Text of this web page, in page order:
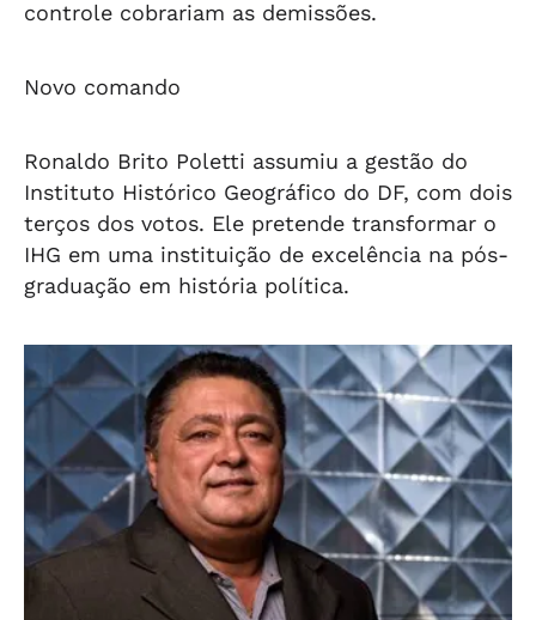
controle cobrariam as demissões.
Novo comando
Ronaldo Brito Poletti assumiu a gestão do
Instituto Histórico Geográfico do DF, com dois
terços dos votos. Ele pretende transformar o
IHG em uma instituição de excelência na pós-
graduação em história política.